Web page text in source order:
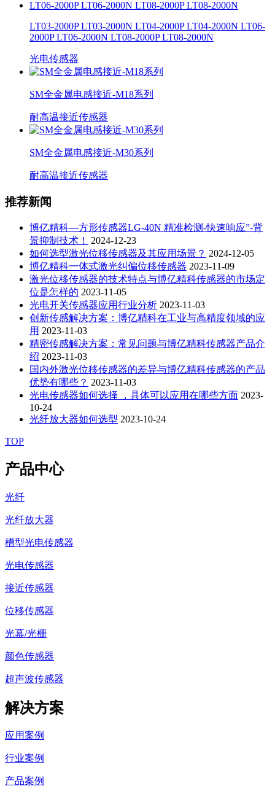
LT03-2000P LT03-2000N LT04-2000P LT04-2000N LT06-
2000P LT06-2000N LT08-2000P LT08-2000N
光电传感器
SM全金属电感接近-M18系列
耐高温接近传感器
SM全金属电感接近-M30系列
耐高温接近传感器
推荐新闻
博亿精科—方形传感器LG-40N 精准检测-快速响应”-背
景抑制技术！
2024-12-23
如何选型激光位移传感器及其应用场景？ 2024-12-05
博亿精科一体式激光纠偏位移传感器 2023-11-09
激光位移传感器的技术特点与博亿精科传感器的市场定
位是怎样的 2023-11-05
光电开关传感器应用行业分析 2023-11-03
创新传感解决方案：博亿精科在工业与高精度领域的应
用 2023-11-03
精密传感解决方案：常见问题与博亿精科传感器产品介
绍 2023-11-03
国内外激光位移传感器的差异与博亿精科传感器的产品
优势有哪些？ 2023-11-03
光电传感器如何选择 ，具体可以应用在哪些方面 2023-
10-24
光纤放大器如何选型 2023-10-24
TOP
产品中心
光纤
光纤放大器
槽型光电传感器
光电传感器
接近传感器
位移传感器
光幕/光栅
颜色传感器
超声波传感器
解决方案
应用案例
行业案例
产品案例